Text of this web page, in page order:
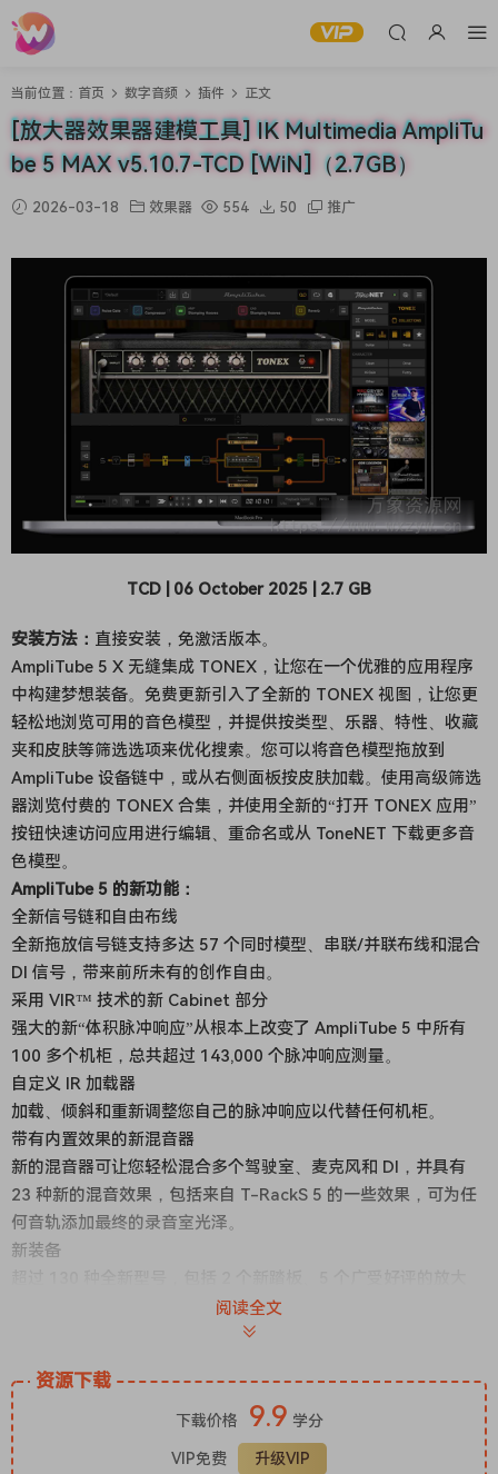
当前位置： 首页 数字音频 插件 正文
[放大器效果器建模工具] IK Multimedia AmpliTu
be 5 MAX v5.10.7-TCD [WiN]（2.7GB）
2026-03-18 效果器 554 50 推广
TCD | 06 October 2025 | 2.7 GB
安装方法： 直接安装，免激活版本。
AmpliTube 5 X 无缝集成 TONEX，让您在一个优雅的应用程序
中构建梦想装备。免费更新引入了全新的 TONEX 视图，让您更
轻松地浏览可用的音色模型，并提供按类型、乐器、特性、收藏
夹和皮肤等筛选选项来优化搜索。您可以将音色模型拖放到
AmpliTube 设备链中，或从右侧面板按皮肤加载。使用高级筛选
器浏览付费的 TONEX 合集，并使用全新的“打开 TONEX 应用”
按钮快速访问应用进行编辑、重命名或从 ToneNET 下载更多音
色模型。
AmpliTube 5 的新功能：
全新信号链和自由布线
全新拖放信号链支持多达 57 个同时模型、串联/并联布线和混合
DI 信号，带来前所未有的创作自由。
采用 VIR™ 技术的新 Cabinet 部分
强大的新“体积脉冲响应”从根本上改变了 AmpliTube 5 中所有
100 多个机柜，总共超过 143,000 个脉冲响应测量。
自定义 IR 加载器
加载、倾斜和重新调整您自己的脉冲响应以代替任何机柜。
带有内置效果的新混音器
新的混音器可让您轻松混合多个驾驶室、麦克风和 DI，并具有
23 种新的混音效果，包括来自 T-RackS 5 的一些效果，可为任
何音轨添加最终的录音室光泽。
新装备
器、2 个新房间、23 个新机架 FX 和超过 100 个完全重新捕获的
ToneNET 是一个免费的网络平台，具有社交功能，致力于吉他和
贝斯手以及所有 AmpliTube 5 用户。
阅读全文
资源下载
下载价格 9.9 学分
VIP免费 升级VIP